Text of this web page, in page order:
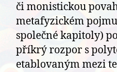
či monistickou
metafyzickém
společné kapitoly)
příkrý rozpor s
etablovaným mezi